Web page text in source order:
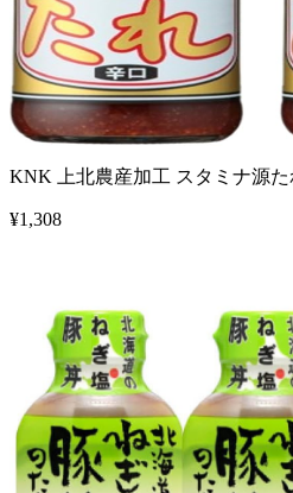
KNK 上北農産加工 スタミナ源た
¥1,308